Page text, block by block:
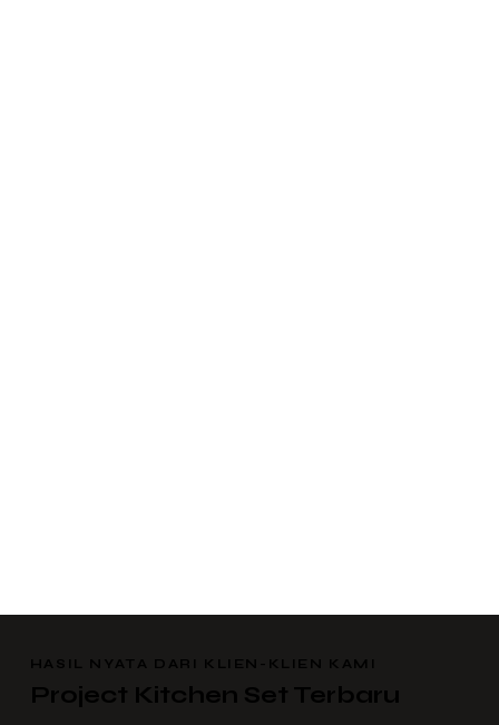
HASIL NYATA DARI KLIEN-KLIEN KAMI
Project Kitchen Set Terbaru